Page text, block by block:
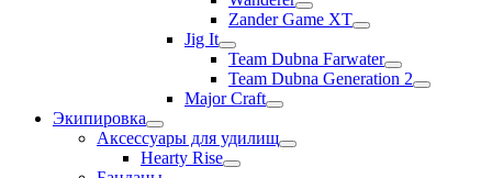
Zander Game XT
Jig It
Team Dubna Farwater
Team Dubna Generation 2
Major Craft
Экипировка
Аксессуары для удилищ
Hearty Rise